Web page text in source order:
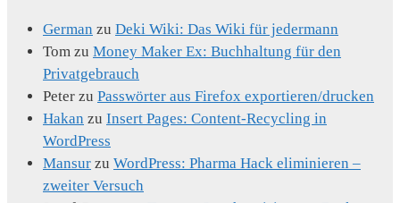
German zu Deki Wiki: Das Wiki für jedermann
Tom zu Money Maker Ex: Buchhaltung für den
Privatgebrauch
Peter zu Passwörter aus Firefox exportieren/drucken
Hakan zu Insert Pages: Content-Recycling in
WordPress
Mansur zu WordPress: Pharma Hack eliminieren –
zweiter Versuch